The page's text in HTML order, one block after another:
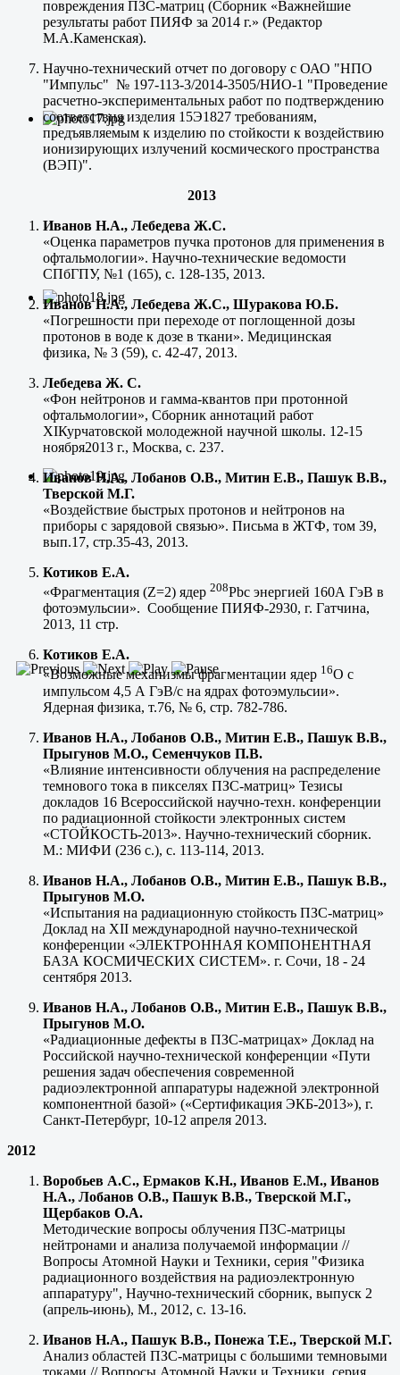
повреждения ПЗС-матриц (Сборник «Важнейшие
результаты работ ПИЯФ за 2014 г.» (Редактор
М.А.Каменская).
Научно-технический отчет по договору с ОАО "НПО
"Импульс" № 197-113-3/2014-3505/НИО-1 "Проведение
расчетно-экспериментальных работ по подтверждению
соответствия изделия 15Э1827 требованиям,
предъявляемым к изделию по стойкости к воздействию
ионизирующих излучений космического пространства
(ВЭП)".
2013
Иванов Н.А., Лебедева Ж.С.
«Оценка параметров пучка протонов для применения в
офтальмологии». Научно-технические ведомости
СПбГПУ, №1 (165), с. 128-135, 2013.
Иванов Н.А., Лебедева Ж.С., Шуракова Ю.Б.
«Погрешности при переходе от поглощенной дозы
протонов в воде к дозе в ткани». Медицинская
физика, № 3 (59), с. 42-47, 2013.
Лебедева Ж. С.
«Фон нейтронов и гамма-квантов при протонной
офтальмологии», Сборник аннотаций работ
XIКурчатовской молодежной научной школы. 12-15
ноября2013 г., Москва, с. 237.
Иванов Н.А., Лобанов О.В., Митин Е.В., Пашук В.В.,
Тверской М.Г.
«Воздействие быстрых протонов и нейтронов на
приборы с зарядовой связью». Письма в ЖТФ, том 39,
вып.17, стр.35-43, 2013.
Котиков Е.А.
«Фрагментация (Z=2) ядер 208Pbс энергией 160А ГэВ в
фотоэмульсии». Сообщение ПИЯФ-2930, г. Гатчина,
2013, 11 стр.
Котиков Е.А.
«Возможные механизмы фрагментации ядер 16О с
импульсом 4,5 А ГэВ/с на ядрах фотоэмульсии».
Ядерная физика, т.76, № 6, стр. 782-786.
Иванов Н.А., Лобанов О.В., Митин Е.В., Пашук В.В.,
Прыгунов М.О., Семенчуков П.В.
«Влияние интенсивности облучения на распределение
темнового тока в пикселях ПЗС‑матриц» Тезисы
докладов 16 Всероссийской научно-техн. конференции
по радиационной стойкости электронных систем
«СТОЙКОСТЬ-2013». Научно-технический сборник.
М.: МИФИ (236 с.), с. 113-114, 2013.
Иванов Н.А., Лобанов О.В., Митин Е.В., Пашук В.В.,
Прыгунов М.О.
«Испытания на радиационную стойкость ПЗС-матриц»
Доклад на XII международной научно-технической
конференции «ЭЛЕКТРОННАЯ КОМПОНЕНТНАЯ
БАЗА КОСМИЧЕСКИХ СИСТЕМ». г. Сочи, 18 - 24
сентября 2013.
Иванов Н.А., Лобанов О.В., Митин Е.В., Пашук В.В.,
Прыгунов М.О.
«Радиационные дефекты в ПЗС-матрицах» Доклад на
Российской научно-технической конференции «Пути
решения задач обеспечения современной
радиоэлектронной аппаратуры надежной электронной
компонентной базой» («Сертификация ЭКБ-2013»), г.
Санкт-Петербург, 10-12 апреля 2013.
2012
Воробьев А.С., Ермаков К.Н., Иванов Е.М., Иванов
Н.А., Лобанов О.В., Пашук В.В., Тверской М.Г.,
Щербаков О.А.
Методические вопросы облучения ПЗС-матрицы
нейтронами и анализа получаемой информации //
Вопросы Атомной Науки и Техники, серия "Физика
радиационного воздействия на радиоэлектронную
аппаратуру", Научно-технический сборник, выпуск 2
(апрель-июнь), М., 2012, с. 13-16.
Иванов Н.А., Пашук В.В., Понежа Т.Е., Тверской М.Г.
Анализ областей ПЗС-матрицы с большими темновыми
токами // Вопросы Атомной Науки и Техники, серия